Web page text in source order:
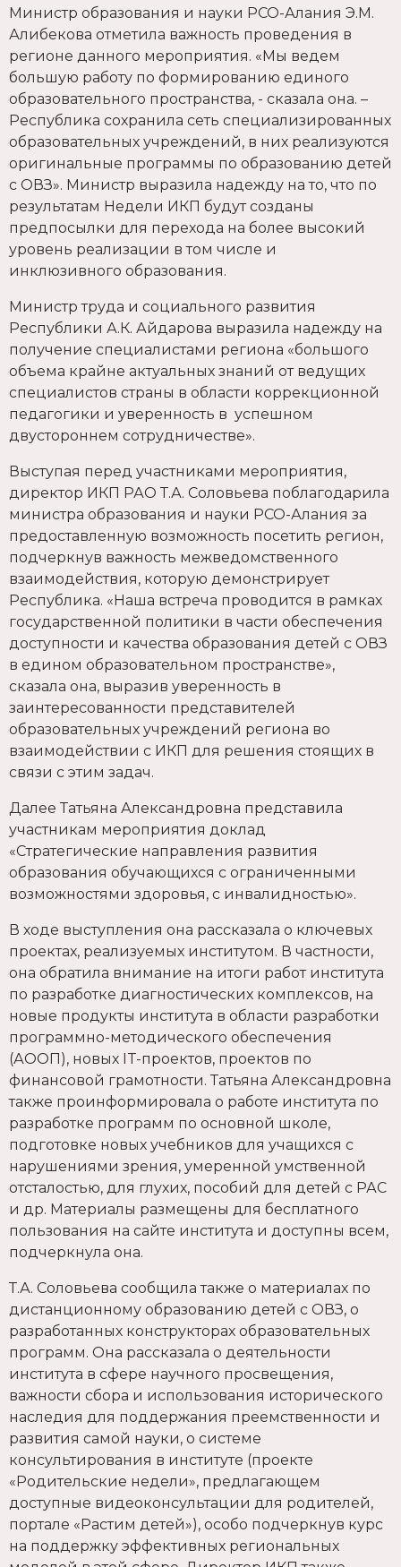
Министр образования и науки РСО-Алания Э.М.
Алибекова отметила важность проведения в
регионе данного мероприятия. «Мы ведем
большую работу по формированию единого
образовательного пространства, - сказала она. –
Республика сохранила сеть специализированных
образовательных учреждений, в них реализуются
оригинальные программы по образованию детей
с ОВЗ». Министр выразила надежду на то, что по
результатам Недели ИКП будут созданы
предпосылки для перехода на более высокий
уровень реализации в том числе и
инклюзивного образования.
Министр труда и социального развития
Республики А.К. Айдарова выразила надежду на
получение специалистами региона «большого
объема крайне актуальных знаний от ведущих
специалистов страны в области коррекционной
педагогики и уверенность в успешном
двустороннем сотрудничестве».
Выступая перед участниками мероприятия,
директор ИКП РАО Т.А. Соловьева поблагодарила
министра образования и науки РСО-Алания за
предоставленную возможность посетить регион,
подчеркнув важность межведомственного
взаимодействия, которую демонстрирует
Республика. «Наша встреча проводится в рамках
государственной политики в части обеспечения
доступности и качества образования детей с ОВЗ
в едином образовательном пространстве»,
сказала она, выразив уверенность в
заинтересованности представителей
образовательных учреждений региона во
взаимодействии с ИКП для решения стоящих в
связи с этим задач.
Далее Татьяна Александровна представила
участникам мероприятия доклад
«Стратегические направления развития
образования обучающихся с ограниченными
возможностями здоровья, с инвалидностью».
В ходе выступления она рассказала о ключевых
проектах, реализуемых институтом. В частности,
она обратила внимание на итоги работ института
по разработке диагностических комплексов, на
новые продукты института в области разработки
программно-методического обеспечения
(АООП), новых IT-проектов, проектов по
финансовой грамотности. Татьяна Александровна
также проинформировала о работе института по
разработке программ по основной школе,
подготовке новых учебников для учащихся с
нарушениями зрения, умеренной умственной
отсталостью, для глухих, пособий для детей с РАС
и др. Материалы размещены для бесплатного
пользования на сайте института и доступны всем,
подчеркнула она.
Т.А. Соловьева сообщила также о материалах по
дистанционному образованию детей с ОВЗ, о
разработанных конструкторах образовательных
программ. Она рассказала о деятельности
института в сфере научного просвещения,
важности сбора и использования исторического
наследия для поддержания преемственности и
развития самой науки, о системе
консультирования в институте (проекте
«Родительские недели», предлагающем
доступные видеоконсультации для родителей,
портале «Растим детей»), особо подчеркнув курс
на поддержку эффективных региональных